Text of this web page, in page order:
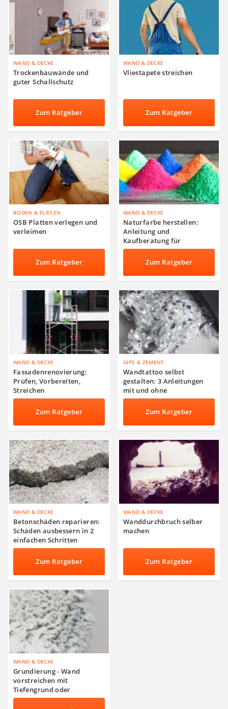
WAND & DECKE
Trockenbauwände und
guter Schallschutz
Zum Ratgeber
WAND & DECKE
Vliestapete streichen
Zum Ratgeber
BODEN & FLIESEN
OSB Platten verlegen und
verleimen
Zum Ratgeber
WAND & DECKE
Naturfarbe herstellen:
Anleitung und
Kaufberatung für
Leimfarbe, Silikatfarbe und
Zum Ratgeber
WAND & DECKE
Fassadenrenovierung:
Prüfen, Vorbereiten,
Streichen
Zum Ratgeber
GIPS & ZEMENT
Wandtattoo selbst
gestalten: 3 Anleitungen
mit und ohne
Baumwollputz
Zum Ratgeber
WAND & DECKE
Betonschäden reparieren:
Schäden ausbessern in 2
einfachen Schritten
Zum Ratgeber
WAND & DECKE
Wanddurchbruch selber
machen
Zum Ratgeber
WAND & DECKE
Grundierung - Wand
vorstreichen mit
Tiefengrund oder
Nikotinsperre